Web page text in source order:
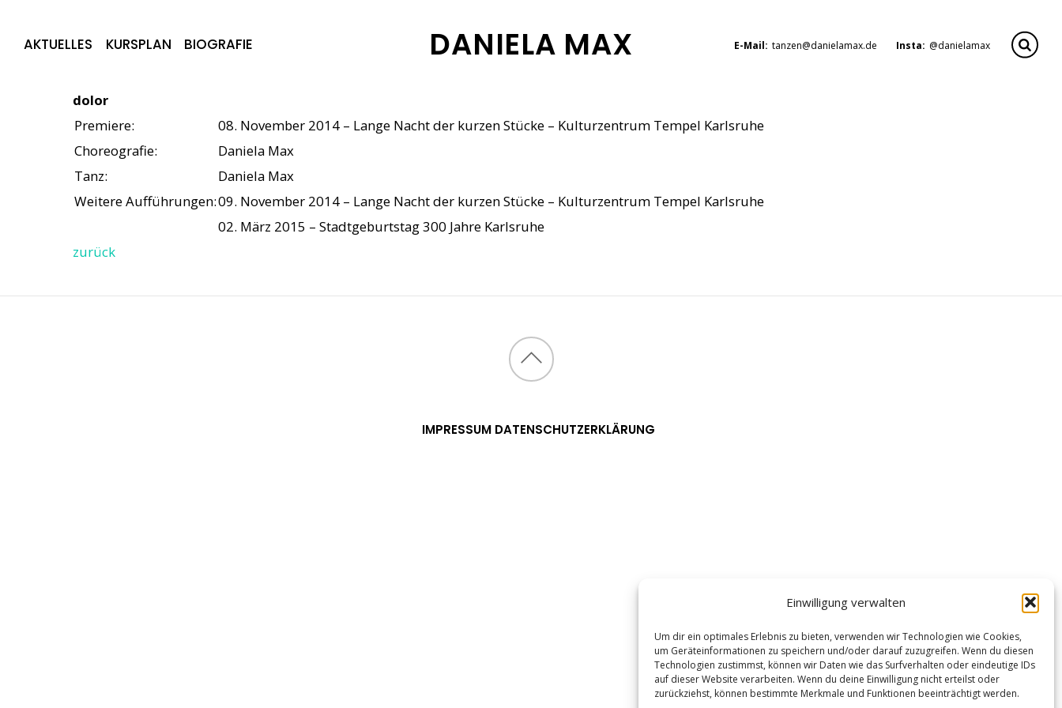
Einwilligung verwalten
Um dir ein optimales Erlebnis zu bieten, verwenden wir Technologien wie Cookies,
um Geräteinformationen zu speichern und/oder darauf zuzugreifen. Wenn du diesen
Technologien zustimmst, können wir Daten wie das Surfverhalten oder eindeutige IDs
auf dieser Website verarbeiten. Wenn du deine Einwilligung nicht erteilst oder
zurückziehst, können bestimmte Merkmale und Funktionen beeinträchtigt werden.
DANIELA MAX E-Mail: tanzen@danielamax.de Insta: @danielamax
AKTUELLES KURSPLAN BIOGRAFIE
dolor
Premiere:
08. November 2014 – Lange Nacht der kurzen Stücke – Kulturzentrum Tempel Karlsruhe
Choreografie:
Daniela Max
Tanz:
Daniela Max
Weitere Aufführungen:09. November 2014 – Lange Nacht der kurzen Stücke – Kulturzentrum Tempel Karlsruhe
02. März 2015 – Stadtgeburtstag 300 Jahre Karlsruhe
zurück
IMPRESSUM DATENSCHUTZERKLÄRUNG